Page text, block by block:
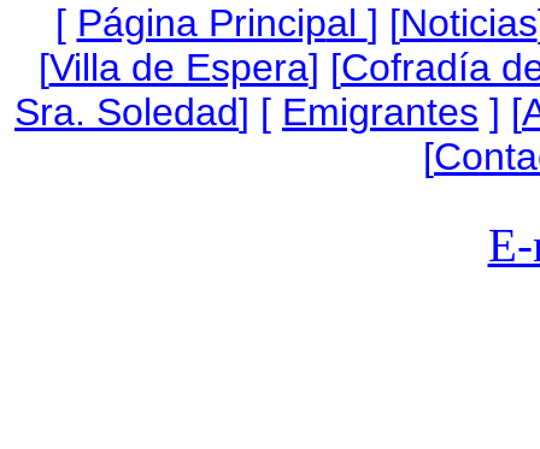
[ Página Principal ] [Noticias
[Villa de Espera] [Cofradía
Sra. Soledad] [ Emigrantes ] [
[